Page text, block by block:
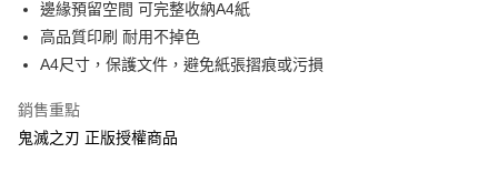
街口支付
AFTEE先享後付
邊緣預留空間 可完整收納A4紙
高品質印刷 耐用不掉色
A4尺寸，保護文件，避免紙張摺痕或污損
銷售重點
鬼滅之刃 正版授權商品